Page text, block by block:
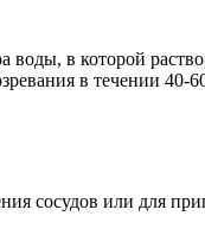
в которой
в течении 40-
сосудов или для